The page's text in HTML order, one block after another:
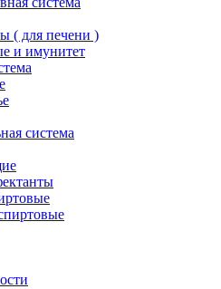
( для печени )
и имунитет
система